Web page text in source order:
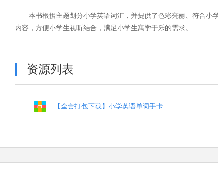
本书根据主题划分小学英语词汇，并提供了色彩亮丽、符合
内容，方便小学生视听结合，满足小学生寓学于乐的需求。
资源列表
【全套打包下载】小学英语单词手卡